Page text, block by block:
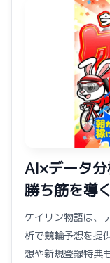
AI×データ
勝ち筋を導
ケイリン物語は、
析で競輪予想を提
想や新規登録特典